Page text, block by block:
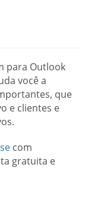
para Outlook
você a
que
e clientes e
com
gratuita e